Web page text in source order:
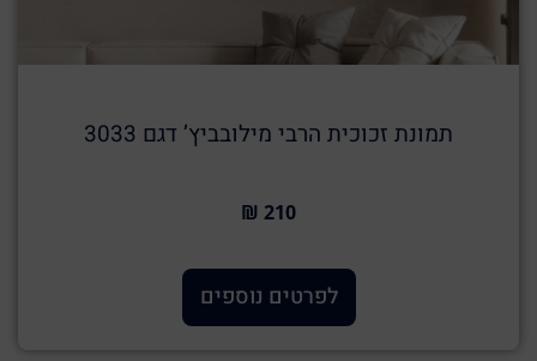
תמונת זכוכית הרבי מילובביץ’ דגם 3033
210 ₪
לפרטים נוספים